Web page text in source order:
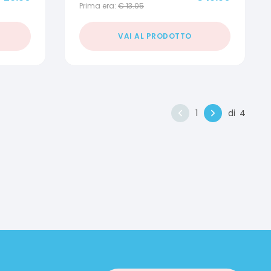
Prima era: €13.05
VAI AL PRODOTTO
1 di 4